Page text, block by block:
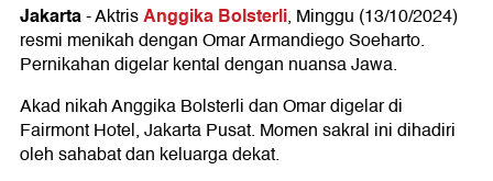
Jakarta-AktrisAnggika Bolsterli, Minggu (13/10/2024)
resmi menikah dengan Omar Armandiego Soeharto.
Pernikahan digelar kental dengan nuansa Jawa.
Akad nikah Anggika Bolsterli dan Omar digelar di
Fairmont Hotel, Jakarta Pusat. Momen sakral ini dihadiri
oleh sahabat dan keluarga dekat.